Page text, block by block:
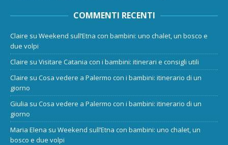
COMMENTI RECENTI
Claire su Weekend sull’Etna con bambini: uno chalet, un bosco e
due volpi
Claire su Visitare Catania con i bambini: itinerari e consigli utili
Claire su Cosa vedere a Palermo con i bambini: itinerario di un
giorno
Giulia su Cosa vedere a Palermo con i bambini: itinerario di un
giorno
Maria Elena su Weekend sull’Etna con bambini: uno chalet, un
bosco e due volpi